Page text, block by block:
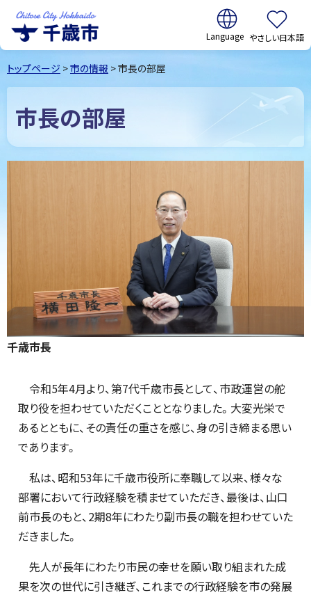
千歳市Chitose
City Hokkaido
翻訳:
やさしい日本語
トップページ >市の情報 > 市長の部屋
市長の部屋
千歳市長
令和5年4月より、第7代千歳市長として、市政運営の舵
取り役を担わせていただくこととなりました。大変光栄で
あるとともに、その責任の重さを感じ、身の引き締まる思い
であります。
私は、昭和53年に千歳市役所に奉職して以来、様々な
部署において行政経験を積ませていただき、最後は、山口
前市長のもと、2期8年にわたり副市長の職を担わせていた
だきました。
先人が長年にわたり市民の幸せを願い取り組まれた成
果を次の世代に引き継ぎ、これまでの行政経験を市の発展